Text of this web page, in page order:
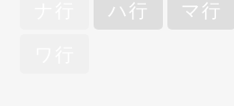
ハ行 マ行